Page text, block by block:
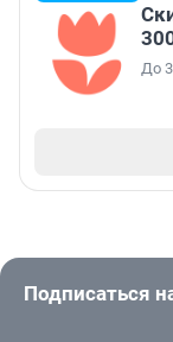
До
Подписаться